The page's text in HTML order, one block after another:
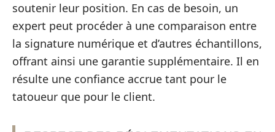
soutenir leur position. En cas de besoin, un
expert peut procéder à une comparaison entre
la signature numérique et d’autres échantillons,
offrant ainsi une garantie supplémentaire. Il en
résulte une confiance accrue tant pour le
tatoueur que pour le client.